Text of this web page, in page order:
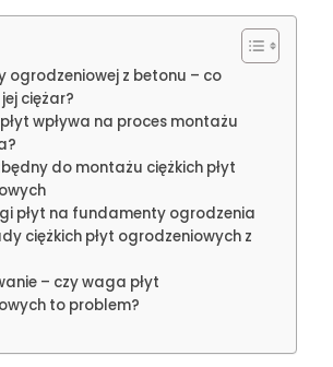
ogrodzeniowej z betonu – co
ciężar?
wpływa na proces montażu
do montażu ciężkich płyt
płyt na fundamenty ogrodzenia
ciężkich płyt ogrodzeniowych z
– czy waga płyt
to problem?